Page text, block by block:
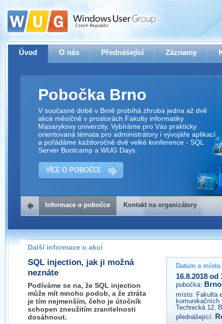
Úvod O nás Přednášející Záznamy
Pobočka Brno
V současné době v Brně probíhá zhruba jedna až dvě
akce měsíčně v prostorách Fakulty informatiky
Masarykovy univerzity. Vybíráme pro Vás prakticky
orientovaná témata pro administrátory i vývojáře aplikací
a pořádáme každoročně dvě velké konference - SQL
Server Bootcamp a WUG Days.
VÍCE O POBOČCE
Kontakt na organizátory
Pokud máte jakýkoliv dotaz na organizátory této akce,
prosím neváhejte nás kontaktovat na e-mailu:
brno@wug.cz
Informace o pobočce Kontakt na organizátory
Další informace o akci
SQL injection, jak ji možná
neznáte
Podíváme se na, že SQL injection
může mít mnoho podob, a že ztráta
je tím nejmenším, čeho je útočník
schopen zneužitím zranitelnosti
dosáhnout.
Datum a
16.8.2018 od
pobočka: Brno
místo: Fakulta
Technická 12,
přednášející: